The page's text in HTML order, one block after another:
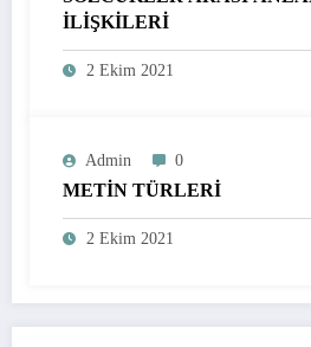
İLİŞKİLERİ
2 Ekim 2021
Admin 0
METİN TÜRLERİ
2 Ekim 2021